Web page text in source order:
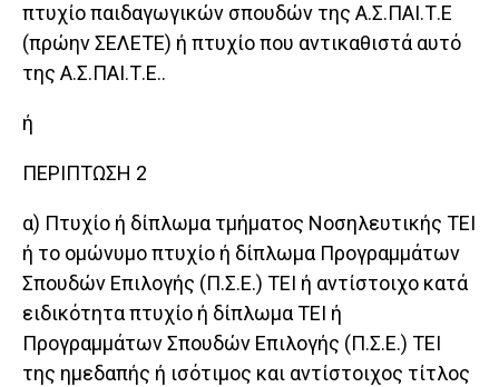
πτυχίο παιδαγωγικών σπουδών της Α.Σ.ΠΑΙ.Τ.Ε
(πρώην ΣΕΛΕΤΕ) ή πτυχίο που αντικαθιστά αυτό
της Α.Σ.ΠΑΙ.Τ.Ε..
ή
ΠΕΡΙΠΤΩΣΗ 2
α) Πτυχίο ή δίπλωμα τμήματος Νοσηλευτικής ΤΕΙ
ή το ομώνυμο πτυχίο ή δίπλωμα Προγραμμάτων
Σπουδών Επιλογής (Π.Σ.Ε.) ΤΕΙ ή αντίστοιχο κατά
ειδικότητα πτυχίο ή δίπλωμα ΤΕΙ ή
Προγραμμάτων Σπουδών Επιλογής (Π.Σ.Ε.) ΤΕΙ
της ημεδαπής ή ισότιμος και αντίστοιχος τίτλος